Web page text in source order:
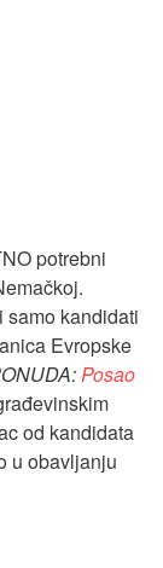
potrebni
samo kandidati
Evropske
Posao
od kandidata
u obavljanju